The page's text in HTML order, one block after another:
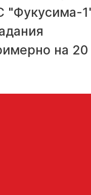
"Фукусима-
на 20